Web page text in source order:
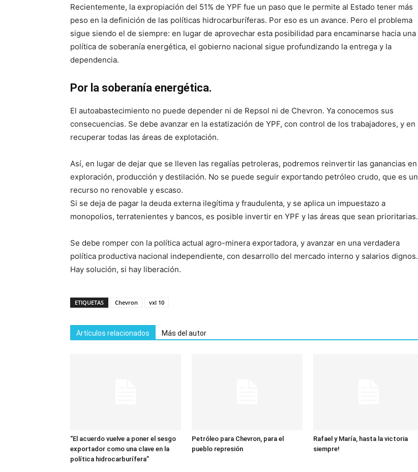
Recientemente, la expropiación del 51% de YPF fue un paso que le permite al Estado tener más
peso en la definición de las políticas hidrocarburíferas. Por eso es un avance. Pero el problema
sigue siendo el de siempre: en lugar de aprovechar esta posibilidad para encaminarse hacia una
política de soberanía energética, el gobierno nacional sigue profundizando la entrega y la
dependencia.
Por la soberanía energética.
El autoabastecimiento no puede depender ni de Repsol ni de Chevron. Ya conocemos sus
consecuencias. Se debe avanzar en la estatización de YPF, con control de los trabajadores, y en
recuperar todas las áreas de explotación.
Así, en lugar de dejar que se lleven las regalías petroleras, podremos reinvertir las ganancias en
exploración, producción y destilación. No se puede seguir exportando petróleo crudo, que es un
recurso no renovable y escaso.
Si se deja de pagar la deuda externa ilegítima y fraudulenta, y se aplica un impuestazo a
monopolios, terratenientes y bancos, es posible invertir en YPF y las áreas que sean prioritarias.
Se debe romper con la política actual agro-minera exportadora, y avanzar en una verdadera
política productiva nacional independiente, con desarrollo del mercado interno y salarios dignos.
Hay solución, si hay liberación.
ETIQUETAS Chevron vxl 10
Artículos relacionados Más del autor
“El acuerdo vuelve a poner el sesgo
exportador como una clave en la
política hidrocarburífera”
Petróleo para Chevron, para el
pueblo represión
Rafael y María, hasta la victoria
siempre!